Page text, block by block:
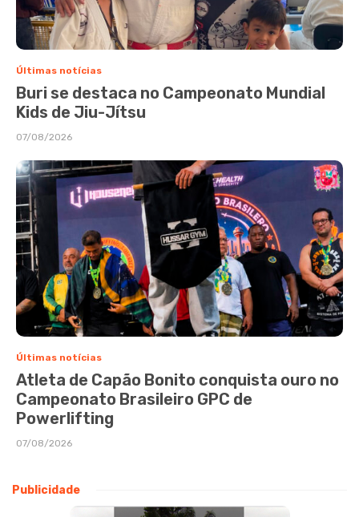
Últimas notícias
Buri se destaca no Campeonato Mundial
Kids de Jiu-Jítsu
07/08/2026
Últimas notícias
Atleta de Capão Bonito conquista ouro no
Campeonato Brasileiro GPC de
Powerlifting
07/08/2026
Publicidade